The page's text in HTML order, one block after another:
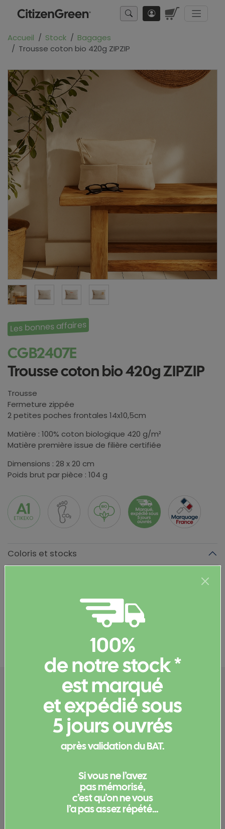
Accueil Stock
Bagages
Trousse coton bio 420g ZIPZIP
Les bonnes affaires
CGB2407E
Trousse coton bio 420g ZIPZIP
Trousse
Fermeture zippée
2 petites poches frontales 14x10,5cm
Matière : 100% coton biologique 420 g/m²
Matière première issue de filière certifiée
Dimensions : 28 x 20 cm
Poids brut par pièce : 104 g
Coloris et stocks
Informations complémentaires
Documents et certificats
Configurez votre
produit
vous connecter
et/ou commander votre produit.
Votre commande
100%
de notre stock *
est marqué
et expédié sous
5 jours ouvrés
après validation du BAT.
Si vous ne l’avez
pas mémorisé,
c’est qu’on ne vous
l’a pas assez répété...